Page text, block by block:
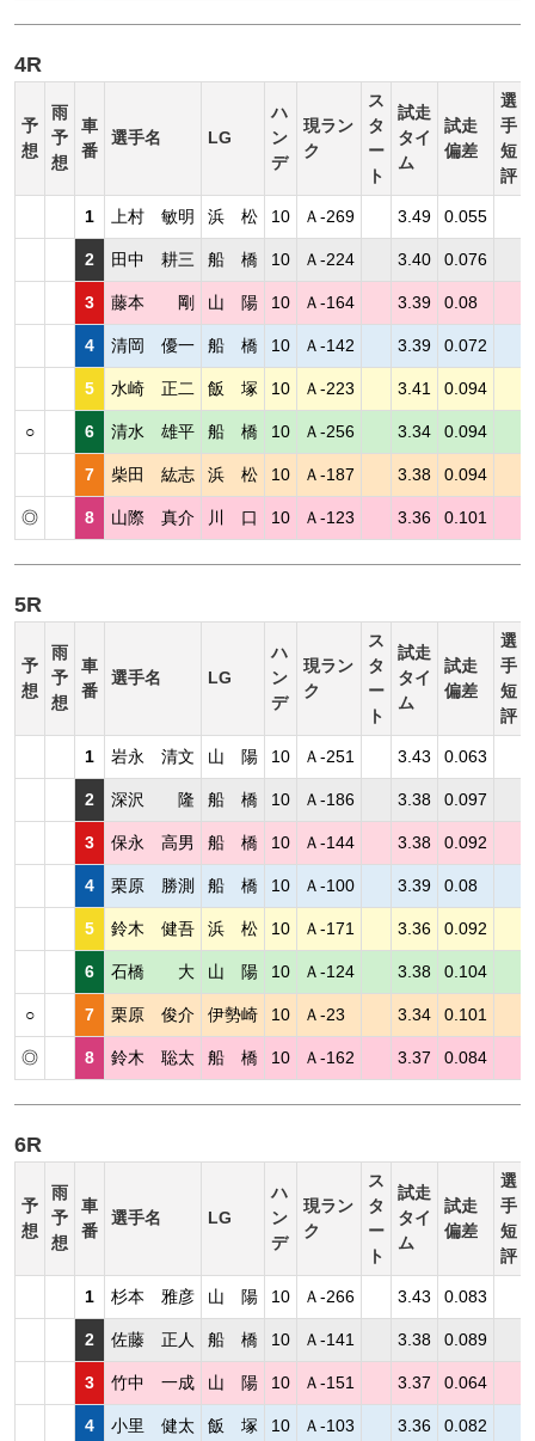
4R
予
想
雨
予
想
車
番
選手名 LG
ハ
ン
デ
現ラン
ク
ス
タ
ー
ト
試走
タイ
ム
試走
偏差
選
手
短
評
1 上村 敏明 浜 松 10 Ａ-269 3.49 0.055
2 田中 耕三 船 橋 10 Ａ-224 3.40 0.076
3 藤本 剛 山 陽 10 Ａ-164 3.39 0.08
4 清岡 優一 船 橋 10 Ａ-142 3.39 0.072
5 水崎 正二 飯 塚 10 Ａ-223 3.41 0.094
○ 6 清水 雄平 船 橋 10 Ａ-256 3.34 0.094
7 柴田 紘志 浜 松 10 Ａ-187 3.38 0.094
◎ 8 山際 真介 川 口 10 Ａ-123 3.36 0.101
5R
予
想
雨
予
想
車
番
選手名 LG
ハ
ン
デ
現ラン
ク
ス
タ
ー
ト
試走
タイ
ム
試走
偏差
選
手
短
評
1 岩永 清文 山 陽 10 Ａ-251 3.43 0.063
2 深沢 隆 船 橋 10 Ａ-186 3.38 0.097
3 保永 高男 船 橋 10 Ａ-144 3.38 0.092
4 栗原 勝測 船 橋 10 Ａ-100 3.39 0.08
5 鈴木 健吾 浜 松 10 Ａ-171 3.36 0.092
6 石橋 大 山 陽 10 Ａ-124 3.38 0.104
○ 7 栗原 俊介 伊勢崎 10 Ａ-23 3.34 0.101
◎ 8 鈴木 聡太 船 橋 10 Ａ-162 3.37 0.084
6R
予
想
雨
予
想
車
番
選手名 LG
ハ
ン
デ
現ラン
ク
ス
タ
ー
ト
試走
タイ
ム
試走
偏差
選
手
短
評
1 杉本 雅彦 山 陽 10 Ａ-266 3.43 0.083
2 佐藤 正人 船 橋 10 Ａ-141 3.38 0.089
3 竹中 一成 山 陽 10 Ａ-151 3.37 0.064
4 小里 健太 飯 塚 10 Ａ-103 3.36 0.082